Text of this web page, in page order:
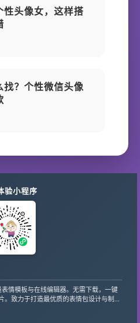
性头像女，这样搭
找？个性微信头像
验小程序
情模板与在线编辑器。无需下载，一键
。致力于打造最优质的表情包设计与制作
轻松变现。